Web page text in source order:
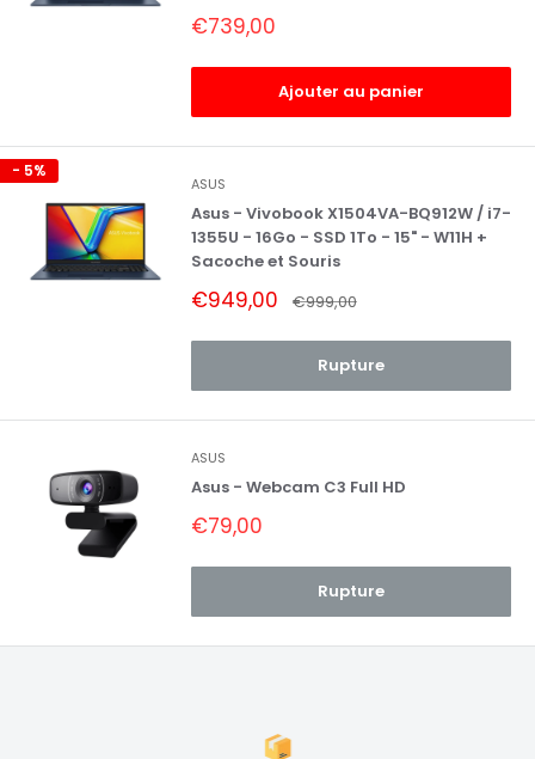
Prix
réduit
€739,00
Ajouter au panier
- 5%
ASUS
Asus - Vivobook X1504VA-BQ912W / i7-
1355U - 16Go - SSD 1To - 15" - W11H +
Sacoche et Souris
Prix
réduit
€949,00 Prix
normal
€999,00
Rupture
ASUS
Asus - Webcam C3 Full HD
Prix
réduit
€79,00
Rupture